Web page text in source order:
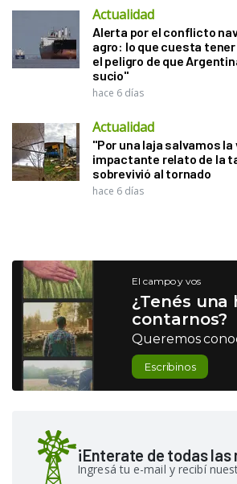
Actualidad
Alerta por el conflicto
agro: lo que cuesta tener
el peligro de que
sucio"
hace 6 días
Actualidad
"Por una laja salvamos la
impactante relato de la
sobrevivió al tornado
hace 6 días
El campo y vos
¿Tenés una
contarnos?
Queremos
Escribinos
¡Enterate de todas las
Ingresá tu e-mail y recibí